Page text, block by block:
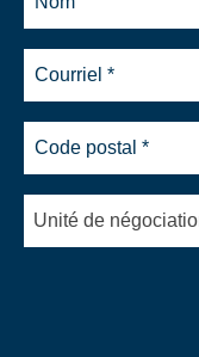
Unité de